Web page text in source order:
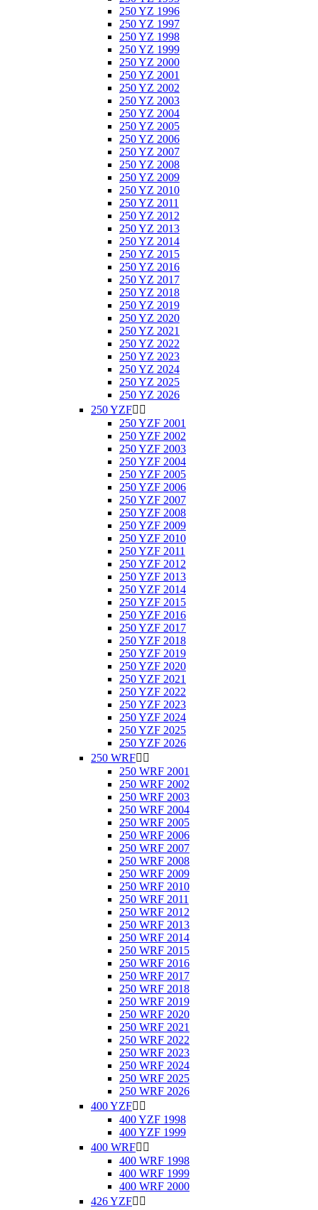
250 YZ 1996
250 YZ 1997
250 YZ 1998
250 YZ 1999
250 YZ 2000
250 YZ 2001
250 YZ 2002
250 YZ 2003
250 YZ 2004
250 YZ 2005
250 YZ 2006
250 YZ 2007
250 YZ 2008
250 YZ 2009
250 YZ 2010
250 YZ 2011
250 YZ 2012
250 YZ 2013
250 YZ 2014
250 YZ 2015
250 YZ 2016
250 YZ 2017
250 YZ 2018
250 YZ 2019
250 YZ 2020
250 YZ 2021
250 YZ 2022
250 YZ 2023
250 YZ 2024
250 YZ 2025
250 YZ 2026
250 YZF 
250 YZF 2001
250 YZF 2002
250 YZF 2003
250 YZF 2004
250 YZF 2005
250 YZF 2006
250 YZF 2007
250 YZF 2008
250 YZF 2009
250 YZF 2010
250 YZF 2011
250 YZF 2012
250 YZF 2013
250 YZF 2014
250 YZF 2015
250 YZF 2016
250 YZF 2017
250 YZF 2018
250 YZF 2019
250 YZF 2020
250 YZF 2021
250 YZF 2022
250 YZF 2023
250 YZF 2024
250 YZF 2025
250 YZF 2026
250 WRF 
250 WRF 2001
250 WRF 2002
250 WRF 2003
250 WRF 2004
250 WRF 2005
250 WRF 2006
250 WRF 2007
250 WRF 2008
250 WRF 2009
250 WRF 2010
250 WRF 2011
250 WRF 2012
250 WRF 2013
250 WRF 2014
250 WRF 2015
250 WRF 2016
250 WRF 2017
250 WRF 2018
250 WRF 2019
250 WRF 2020
250 WRF 2021
250 WRF 2022
250 WRF 2023
250 WRF 2024
250 WRF 2025
250 WRF 2026
400 YZF 
400 YZF 1998
400 YZF 1999
400 WRF 
400 WRF 1998
400 WRF 1999
400 WRF 2000
426 YZF 